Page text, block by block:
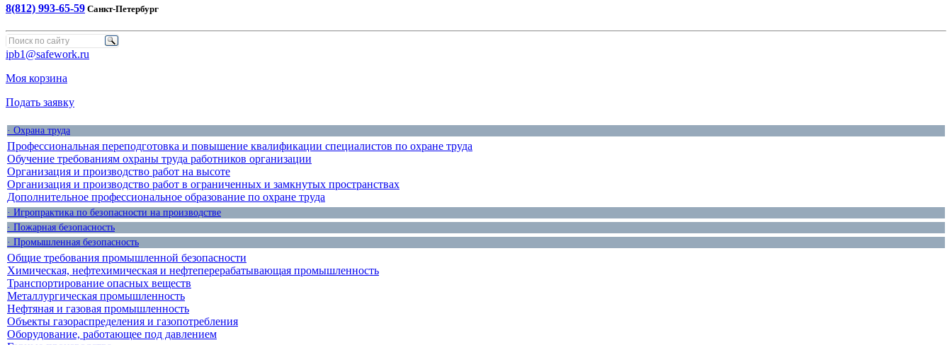
8(812) 993-65-59 Санкт-Петербург
ipb1@safework.ru
Моя корзина
Подать заявку
· Охрана труда
Профессиональная переподготовка и повышение квалификации специалистов по охране труда
Обучение требованиям охраны труда работников организации
Организация и производство работ на высоте
Организация и производство работ в ограниченных и замкнутых пространствах
Дополнительное профессиональное образование по охране труда
· Игропрактика по безопасности на производстве
· Пожарная безопасность
· Промышленная безопасность
Общие требования промышленной безопасности
Химическая, нефтехимическая и нефтеперерабатывающая промышленность
Транспортирование опасных веществ
Металлургическая промышленность
Нефтяная и газовая промышленность
Объекты газораспределения и газопотребления
Оборудование, работающее под давлением